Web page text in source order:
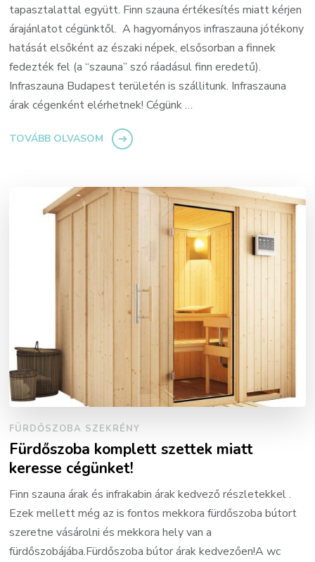
tapasztalattal együtt. Finn szauna értékesítés miatt kérjen
árajánlatot cégünktől. A hagyományos infraszauna jótékony
hatását elsőként az északi népek, elsősorban a finnek
fedezték fel (a “szauna” szó ráadásul finn eredetű).
Infraszauna Budapest területén is szállitunk. Infraszauna
árak cégenként elérhetnek! Cégünk …
TOVÁBB OLVASOM
FÜRDŐSZOBA SZEKRÉNY
Fürdőszoba komplett szettek miatt
keresse cégünket!
Finn szauna árak és infrakabin árak kedvező részletekkel .
Ezek mellett még az is fontos mekkora fürdőszoba bútort
szeretne vásárolni és mekkora hely van a
fürdőszobájába.Fürdőszoba bútor árak kedvezően!A wc